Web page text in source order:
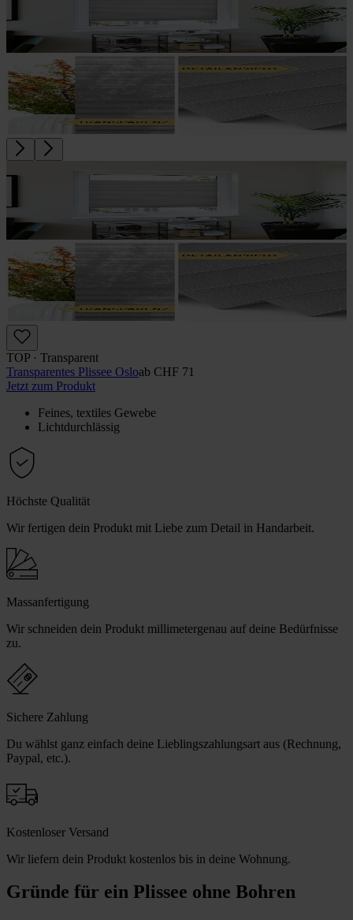
TOP · Transparent
Transparentes Plissee Osloab CHF 71
Jetzt zum Produkt
Feines, textiles Gewebe
Lichtdurchlässig
Höchste Qualität
Wir fertigen dein Produkt mit Liebe zum Detail in Handarbeit.
Massanfertigung
Wir schneiden dein Produkt millimetergenau auf deine Bedürfnisse
zu.
Sichere Zahlung
Du wählst ganz einfach deine Lieblingszahlungsart aus (Rechnung,
Paypal, etc.).
Kostenloser Versand
Wir liefern dein Produkt kostenlos bis in deine Wohnung.
Gründe für ein Plissee ohne Bohren